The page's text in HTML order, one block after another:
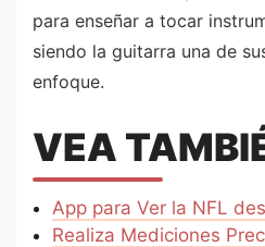
para enseñar a tocar
siendo la guitarra una de
enfoque.
VEA
App para Ver la NFL
Realiza Mediciones